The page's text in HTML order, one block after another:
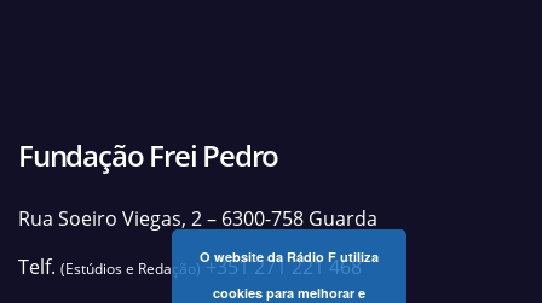
Fundação Frei Pedro
Rua Soeiro Viegas, 2 – 6300-758 Guarda
Telf. (Estúdios e Redação)+351 271 221 468
O website da Rádio F utiliza
cookies para melhorar e